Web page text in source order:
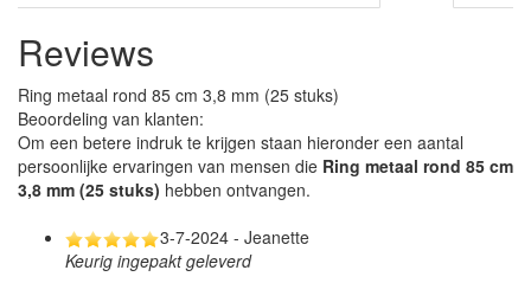
Reviews
Ring metaal rond 85 cm 3,8 mm (25 stuks)
Beoordeling van klanten:
Om een betere indruk te krijgen staan hieronder een aantal
persoonlijke ervaringen van mensen die Ring metaal rond 85 cm
3,8 mm (25 stuks) hebben ontvangen.
3-7-2024 - Jeanette
Keurig ingepakt geleverd